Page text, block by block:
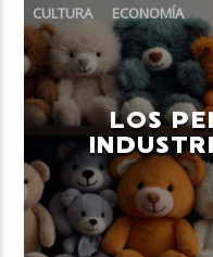
CULTURA ECONOMÍA
LOS